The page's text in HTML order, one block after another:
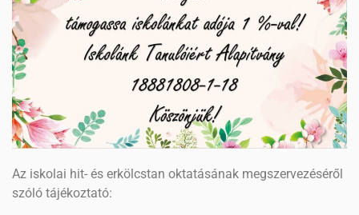
Az iskolai hit- és erkölcstan oktatásának megszervezéséről
szóló tájékoztató: